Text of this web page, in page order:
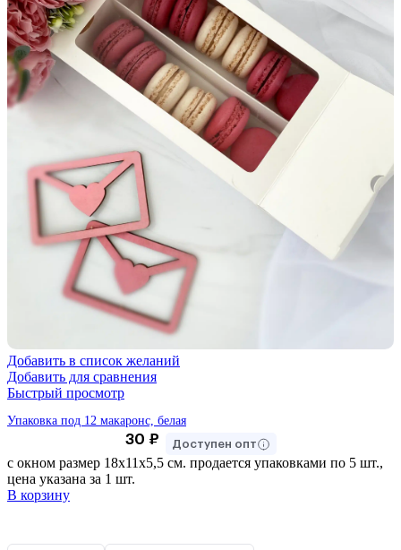
Добавить в список желаний
Добавить для сравнения
Быстрый просмотр
Упаковка под 12 макаронс, белая
30 ₽ Доступен опт
с окном размер 18х11х5,5 см. продается упаковками по 5 шт.,
цена указана за 1 шт.
В корзину